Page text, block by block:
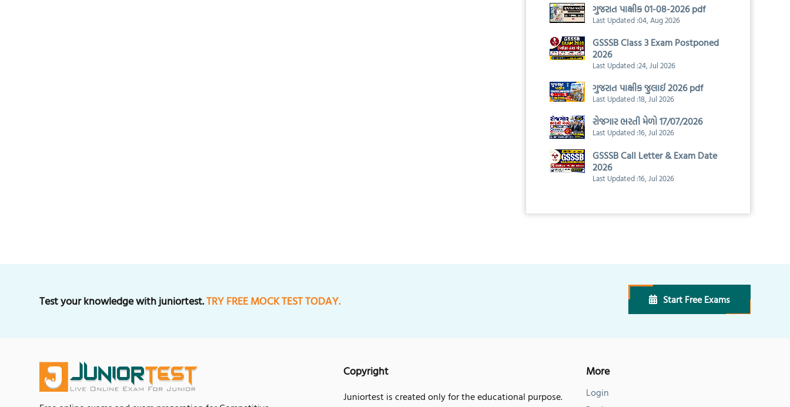
ગુજરાત પાક્ષીક 01-08-2026 pdf
Last Updated :04, Aug 2026
GSSSB Class 3 Exam Postponed
2026
Last Updated :24, Jul 2026
ગુજરાત પાક્ષીક જુલાઈ 2026 pdf
Last Updated :18, Jul 2026
રોજગાર ભરતી મેળો 17/07/2026
Last Updated :16, Jul 2026
GSSSB Call Letter & Exam Date
2026
Last Updated :16, Jul 2026
Test your knowledge with juniortest.TRY FREE MOCK TEST TODAY. Start Free Exams
Copyright
Juniortest is created only for the educational purpose.
More
Login